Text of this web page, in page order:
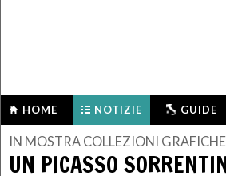
HOME NOTIZIE GUIDE
IN MOSTRA COLLEZIONI
UN PICASSO